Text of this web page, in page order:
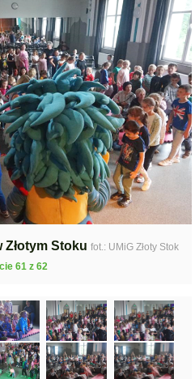
Stoku fot.: UMiG Złoty Stok
61 z 62